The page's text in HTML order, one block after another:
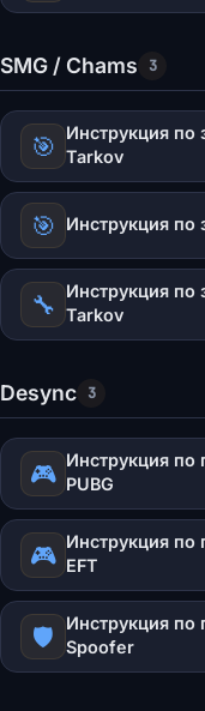
SMG / Chams 3
🎯
Инструкция по
Tarkov
🎯 Инструкция по
🔧
Инструкция по
Tarkov
Desync 3
🎮 Инструкция по
PUBG
🎮 Инструкция по
EFT
🛡
Инструкция по
Spoofer